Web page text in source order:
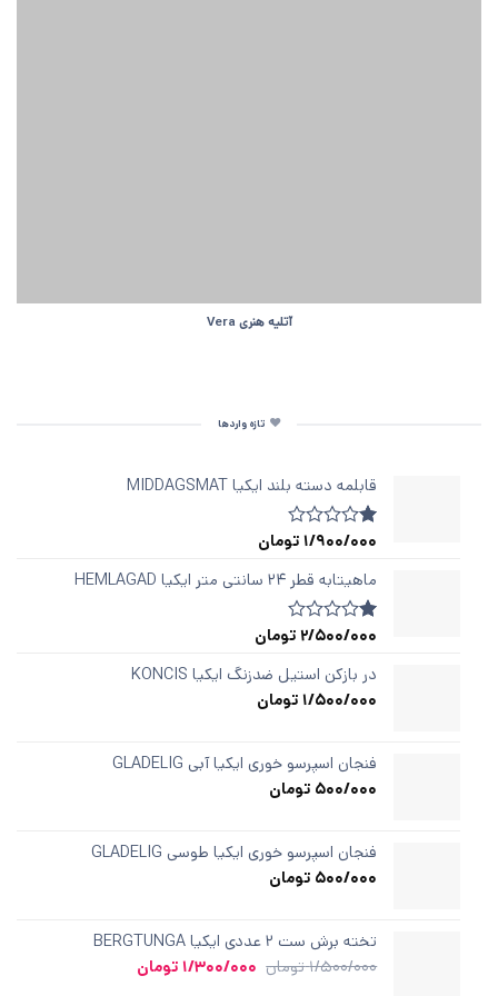
آتلیه هنری Vera
تازه واردها
قابلمه دسته‌ بلند ایکیا MIDDAGSMAT
امتیازدهی
از
در
1
امتیازدهی
1/900/000 تومان
ماهیتابه قطر ۲۴ سانتی متر ایکیا HEMLAGAD
امتیازدهی
از
در
1
2/500/000 تومان
در بازکن استیل ضدزنگ ایکیا KONCIS
1/500/000 تومان
فنجان اسپرسو خوری ایکیا آبی GLADELIG
500/000 تومان
فنجان اسپرسو خوری ایکیا طوسی GLADELIG
500/000 تومان
تخته برش ست ۲ عددی ایکیا BERGTUNGA
1/500/000 تومان قیمت
1/300/000 تومان